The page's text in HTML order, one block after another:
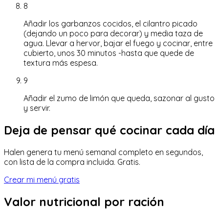
8
Añadir los garbanzos cocidos, el cilantro picado
(dejando un poco para decorar) y media taza de
agua. Llevar a hervor, bajar el fuego y cocinar, entre
cubierto, unos 30 minutos -hasta que quede de
textura más espesa.
9
Añadir el zumo de limón que queda, sazonar al gusto
y servir.
Deja de pensar qué cocinar cada día
Halen genera tu menú semanal completo en segundos,
con lista de la compra incluida. Gratis.
Crear mi menú gratis
Valor nutricional por ración